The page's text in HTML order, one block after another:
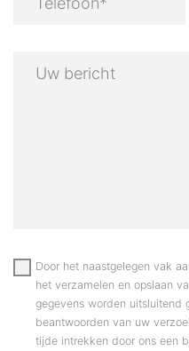
Door het naastgelegen vak
het verzamelen en opslaan
gegevens worden uitsluitend
beantwoorden van uw
tijde intrekken door ons een